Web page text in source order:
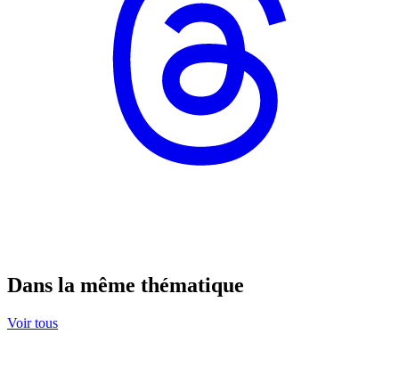
Dans la même thématique
Voir tous